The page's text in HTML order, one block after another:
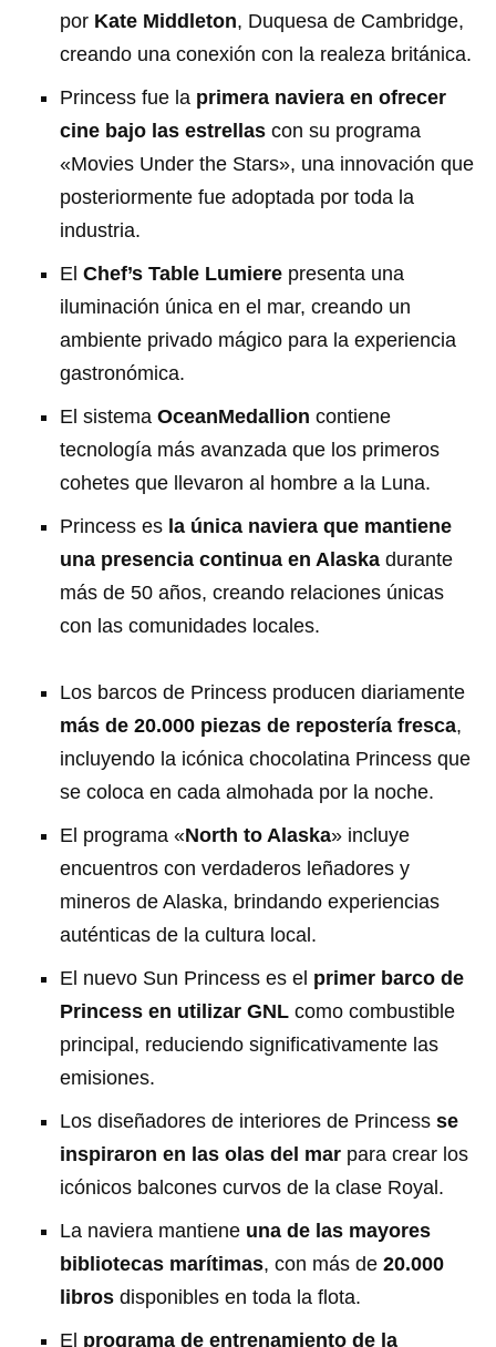
por Kate Middleton, Duquesa de Cambridge,
creando una conexión con la realeza británica.
Princess fue la primera naviera en ofrecer
cine bajo las estrellascon su programa
«Movies Under the Stars», una innovación que
posteriormente fue adoptada por toda la
industria.
El Chef’s Table Lumierepresenta una
iluminación única en el mar, creando un
ambiente privado mágico para la experiencia
gastronómica.
El sistema OceanMedallion contiene
tecnología más avanzada que los primeros
cohetes que llevaron al hombre a la Luna.
Princess es la única naviera que mantiene
una presencia continua en Alaskadurante
más de 50 años, creando relaciones únicas
con las comunidades locales.
Los barcos de Princess producen diariamente
más de 20.000 piezas de repostería fresca,
incluyendo la icónica chocolatina Princess que
se coloca en cada almohada por la noche.
El programa «North to Alaska» incluye
encuentros con verdaderos leñadores y
mineros de Alaska, brindando experiencias
auténticas de la cultura local.
El nuevo Sun Princess es el primer barco de
Princess en utilizar GNLcomo combustible
principal, reduciendo significativamente las
emisiones.
Los diseñadores de interiores de Princess se
inspiraron en las olas del marpara crear los
icónicos balcones curvos de la clase Royal.
La naviera mantiene una de las mayores
bibliotecas marítimas, con más de 20.000
librosdisponibles en toda la flota.
El programa de entrenamiento de la